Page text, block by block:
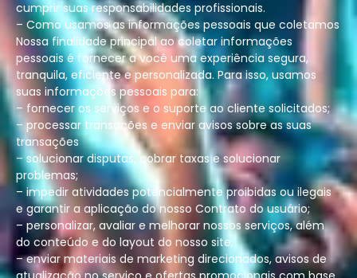
cumprir suas responsabilidades profissionais.
– Como usamos as informações pessoais que coletamos
Nossa finalidade principal ao coletar informações
pessoais é fornecer a você uma experiência segura,
tranquila, eficiente e personalizada. Para isso, usamos
suas informações pessoais para:
– fornecer os serviços e o suporte ao cliente solicitados;
– processar transações e enviar avisos sobre as suas
transações
– solucionar disputas, cobrar taxas e solucionar
problemas;
– impedir atividades potencialmente proibidas ou ilegais
e garantir a aplicação do nosso Contrato do usuário;
– personalizar, avaliar e melhorar nossos serviços, além
do conteúdo e do layout do nosso site;
– enviar materiais de marketing direcionados, avisos de